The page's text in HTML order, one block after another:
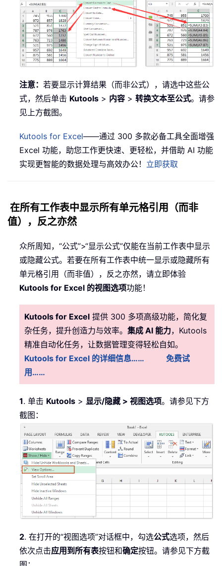
注意： 若要显示计算结果（而非公式），请选中这些公
式，然后单击 Kutools > 内容 > 转换文本至公式。请参
见上方截图。
Kutools for Excel——通过 300 多款必备工具全面增强
Excel 功能，助您工作更快速、更轻松，并借助 AI 功能
实现更智能的数据处理与高效办公！ 立即获取
在所有工作表中显示所有单元格引用（而非
值），反之亦然
众所周知，“公式”>“显示公式”仅能在当前工作表中显示
或隐藏公式。若要在所有工作表中统一显示或隐藏所有
单元格引用（而非值），反之亦然，请立即体验
Kutools for Excel 的视图选项功能！
Kutools for Excel 提供 300 多项高级功能，简化复
杂任务，提升创造力与效率。 集成 AI 能力，Kutools
精准自动化任务，让数据管理变得轻松自如。
Kutools for Excel 的详细信息……
免费试
用……
1. 单击 Kutools > 显示/隐藏 > 视图选项。请参见下方
截图：
2. 在打开的“视图选项”对话框中，勾选公式选项，然后
依次点击应用到所有表按钮和确定按钮。请参见下方截